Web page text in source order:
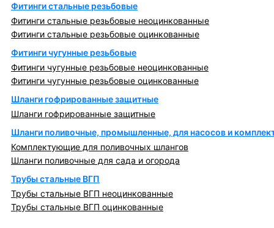
Фитинги стальные резьбовые
Фитинги стальные резьбовые неоцинкованные
Фитинги стальные резьбовые оцинкованные
Фитинги чугунные резьбовые
Фитинги чугунные резьбовые неоцинкованные
Фитинги чугунные резьбовые оцинкованные
Шланги гофрированные защитные
Шланги гофрированные защитные
Шланги поливочные, промышленные, для насосов и
Комплектующие для поливочных шлангов
Шланги поливочные для сада и огорода
Трубы стальные ВГП
Трубы стальные ВГП неоцинкованные
Трубы стальные ВГП оцинкованные